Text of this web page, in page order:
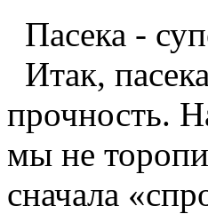
Пасека -
Итак,
прочность.
мы не
сначала